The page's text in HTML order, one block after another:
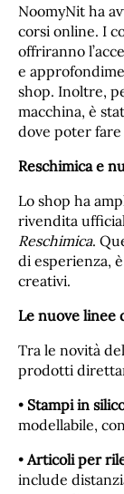
NoomyNit ha
corsi online. I
offriranno
e
shop. Inoltre,
macchina, è
dove poter
Reschimica e
Lo shop ha
rivendita
Reschimica.
di esperienza,
creativi.
Le nuove linee
Tra le novità
prodotti
• Stampi in
modellabile,
• Articoli per
include